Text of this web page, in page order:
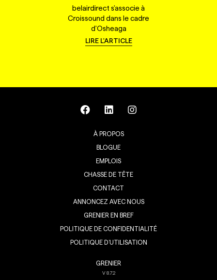
belairdirect s'associe à
Croissound dans le cadre
d'Osheaga
LIRE L'ARTICLE
À PROPOS
BLOGUE
EMPLOIS
CHASSE DE TÊTE
CONTACT
ANNONCEZ AVEC NOUS
GRENIER EN BREF
POLITIQUE DE CONFIDENTIALITÉ
POLITIQUE D’UTILISATION
GRENIER
V8.7.2